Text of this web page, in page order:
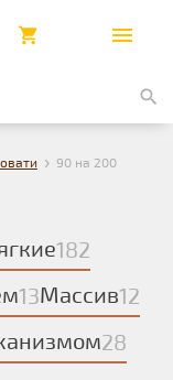
› 90 на 200
182
13Массив12
28